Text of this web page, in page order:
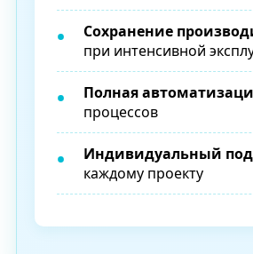
Сохранение
при интенсивной
Полная
процессов
Индивидуальный
каждому проекту